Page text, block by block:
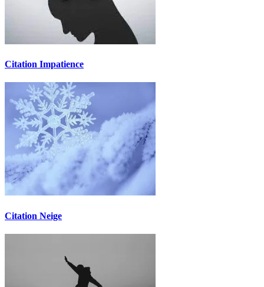
Citation Impatience
Citation Neige